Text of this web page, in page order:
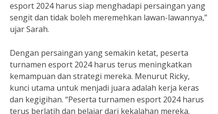
esport 2024 harus siap menghadapi persaingan yang
sengit dan tidak boleh meremehkan lawan-lawannya,”
ujar Sarah.
Dengan persaingan yang semakin ketat, peserta
turnamen esport 2024 harus terus meningkatkan
kemampuan dan strategi mereka. Menurut Ricky,
kunci utama untuk menjadi juara adalah kerja keras
dan kegigihan. “Peserta turnamen esport 2024 harus
terus berlatih dan belajar dari kekalahan mereka.